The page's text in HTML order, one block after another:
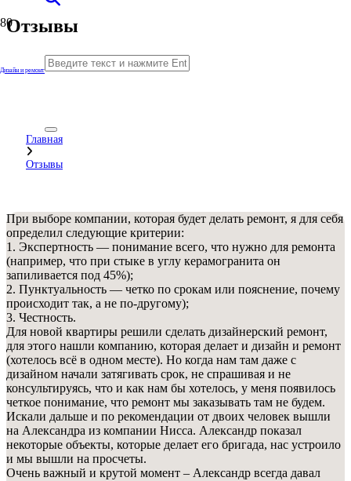
Дизайн и ремонт
Отзывы
Главная
Отзывы
При выборе компании, которая будет делать ремонт, я для себя
определил следующие критерии:
1. Экспертность — понимание всего, что нужно для ремонта
(например, что при стыке в углу керамогранита он
запиливается под 45%);
2. Пунктуальность — четко по срокам или пояснение, почему
происходит так, а не по-другому);
3. Честность.
Для новой квартиры решили сделать дизайнерский ремонт,
для этого нашли компанию, которая делает и дизайн и ремонт
(хотелось всё в одном месте). Но когда нам там даже с
дизайном начали затягивать срок, не спрашивая и не
консультируясь, что и как нам бы хотелось, у меня появилось
четкое понимание, что ремонт мы заказывать там не будем.
Искали дальше и по рекомендации от двоих человек вышли
на Александра из компании Нисса. Александр показал
некоторые объекты, которые делает его бригада, нас устроило
и мы вышли на просчеты.
Очень важный и крутой момент – Александр всегда давал